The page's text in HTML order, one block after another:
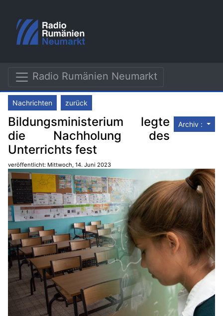
Radio Rumänien Neumarkt
Nachrichten zurück
Archiv :
Bildungsministerium legte
die Nachholung des
Unterrichts fest
veröffentlicht: Mittwoch, 14. Juni 2023